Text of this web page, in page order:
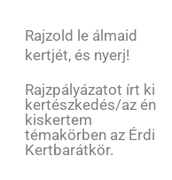
Rajzold le álmaid
kertjét, és nyerj!
Rajzpályázatot írt ki
kertészkedés/az én
kiskertem
témakörben az Érdi
Kertbarátkör.